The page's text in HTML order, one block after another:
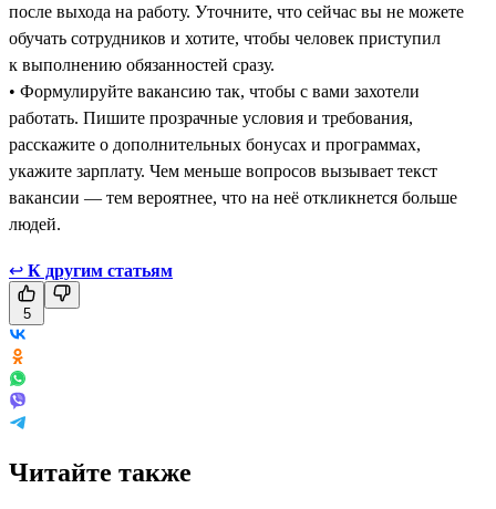
после выхода на работу. Уточните, что сейчас вы не можете
обучать сотрудников и хотите, чтобы человек приступил
к выполнению обязанностей сразу.
• Формулируйте вакансию так, чтобы с вами захотели
работать. Пишите прозрачные условия и требования,
расскажите о дополнительных бонусах и программах,
укажите зарплату. Чем меньше вопросов вызывает текст
вакансии — тем вероятнее, что на неё откликнется больше
людей.
↩ К другим статьям
5
Читайте также